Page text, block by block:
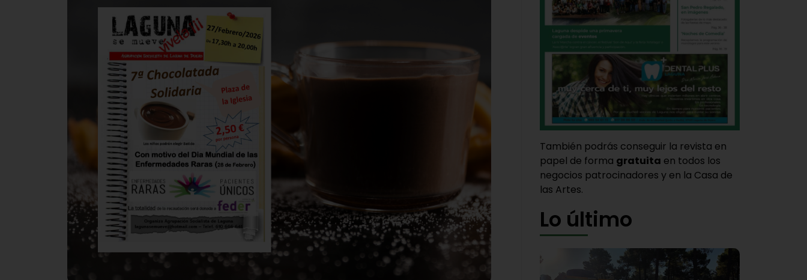
También podrás conseguir la revista en
papel de forma gratuita en todos los
negocios patrocinadores y en la Casa de
las Artes.
Lo último